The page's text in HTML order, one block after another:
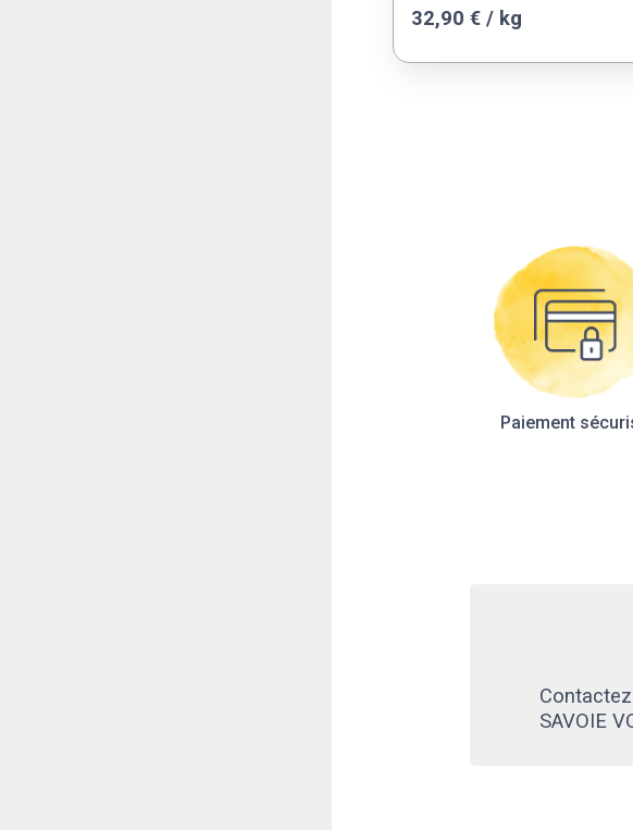
32,90 € / kg
Paiement
SAVOIE